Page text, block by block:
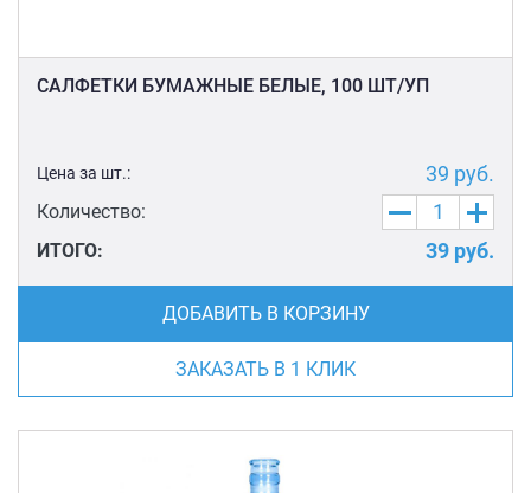
САЛФЕТКИ БУМАЖНЫЕ БЕЛЫЕ, 100 ШТ/УП
Цена за шт.: 39 руб.
Количество:
ИТОГО:
39 руб.
ДОБАВИТЬ В КОРЗИНУ
ЗАКАЗАТЬ В 1 КЛИК